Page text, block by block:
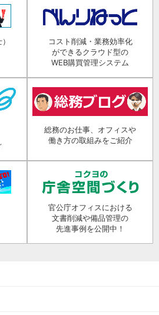
コスト削減・業務効率化
ができるクラウド型の
WEB購買管理システム
総務のお仕事、オフィスや
働き方の取組みをご紹介
官公庁オフィスにおける
文書削減や備品管理の
先進事例を公開中！